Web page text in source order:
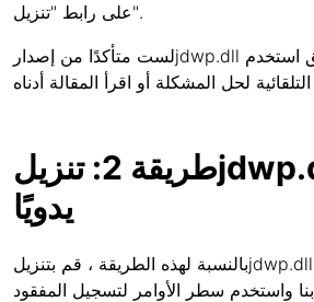
على رابط "تنزيل".
لست متأكدًا من إصدارjdwp.dll الذي تحتاجه؟ لا تقلق استخدم
طريقة 2: تنزيلjdwp.dll وتثبيته
يدويًا
بالنسبة لهذه الطريقة ، قم بتنزيلjdwp.dll على الاستشهاد الخاص